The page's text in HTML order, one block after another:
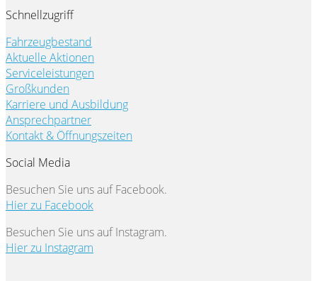
Schnellzugriff
Fahrzeugbestand
Aktuelle Aktionen
Serviceleistungen
Großkunden
Karriere und Ausbildung
Ansprechpartner
Kontakt & Öffnungszeiten
Social Media
Besuchen Sie uns auf Facebook.
Hier zu Facebook
Besuchen Sie uns auf Instagram.
Hier zu Instagram